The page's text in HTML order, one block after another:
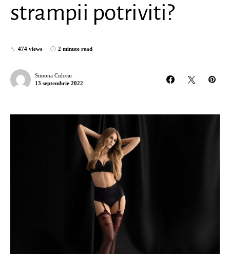
strampii potriviti?
474 views 2 minute read
Simona Culcear
13 septembrie 2022